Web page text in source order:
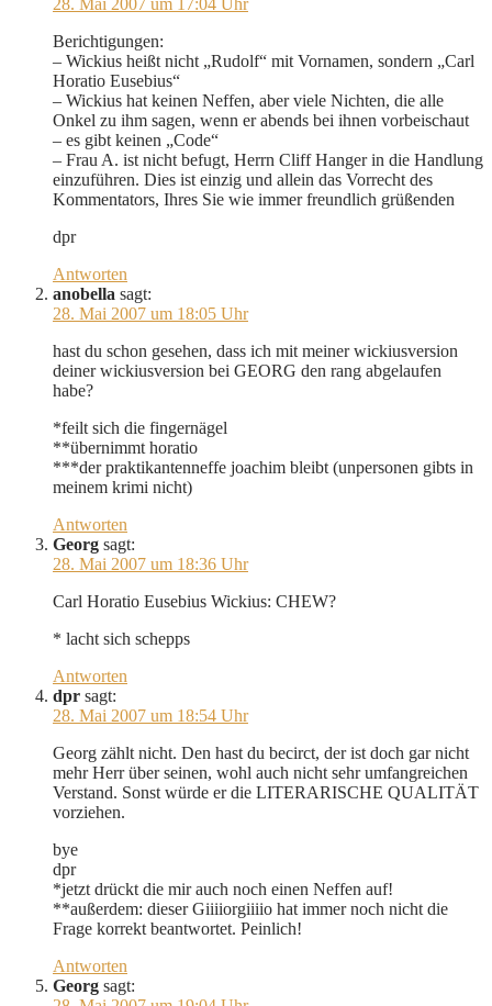
28. Mai 2007 um 17:04 Uhr
Berichtigungen:
– Wickius heißt nicht „Rudolf“ mit Vornamen, sondern „Carl
Horatio Eusebius“
– Wickius hat keinen Neffen, aber viele Nichten, die alle
Onkel zu ihm sagen, wenn er abends bei ihnen vorbeischaut
– es gibt keinen „Code“
– Frau A. ist nicht befugt, Herrn Cliff Hanger in die Handlung
einzuführen. Dies ist einzig und allein das Vorrecht des
Kommentators, Ihres Sie wie immer freundlich grüßenden
dpr
Antworten
anobella sagt:
28. Mai 2007 um 18:05 Uhr
hast du schon gesehen, dass ich mit meiner wickiusversion
deiner wickiusversion bei GEORG den rang abgelaufen
habe?
*feilt sich die fingernägel
**übernimmt horatio
***der praktikantenneffe joachim bleibt (unpersonen gibts in
meinem krimi nicht)
Antworten
Georg sagt:
28. Mai 2007 um 18:36 Uhr
Carl Horatio Eusebius Wickius: CHEW?
* lacht sich schepps
Antworten
dpr sagt:
28. Mai 2007 um 18:54 Uhr
Georg zählt nicht. Den hast du becirct, der ist doch gar nicht
mehr Herr über seinen, wohl auch nicht sehr umfangreichen
Verstand. Sonst würde er die LITERARISCHE QUALITÄT
vorziehen.
bye
dpr
*jetzt drückt die mir auch noch einen Neffen auf!
**außerdem: dieser Giiiiorgiiiio hat immer noch nicht die
Frage korrekt beantwortet. Peinlich!
Antworten
Georg sagt: